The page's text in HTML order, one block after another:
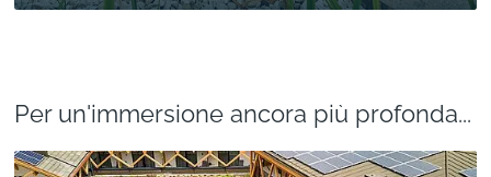
Per un'immersione ancora più profonda...